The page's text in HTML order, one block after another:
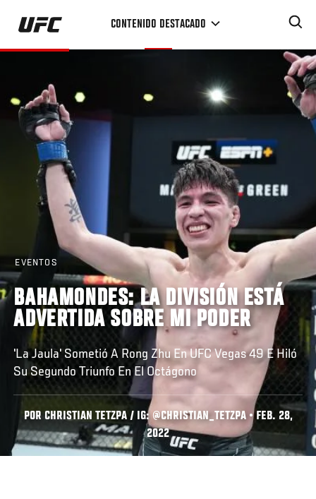
Pasar
contenido
CONTENIDO DESTACADO
EVENTOS
BAHAMONDES: LA DIVISIÓN ESTÁ
ADVERTIDA SOBRE MI PODER
'La Jaula' Sometió A Rong Zhu En UFC Vegas 49 E Hiló
Su Segundo Triunfo En El Octágono
POR CHRISTIAN TETZPA / IG: @CHRISTIAN_TETZPA • FEB. 28,
2022